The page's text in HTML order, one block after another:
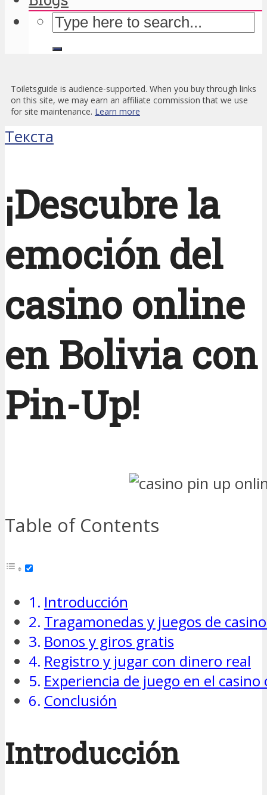
Toiletsguide is audience-supported. When you buy through links
on this site, we may earn an affiliate commission that we use
for site maintenance. Learn more
Текста
¡Descubre la
emoción del
casino online
en Bolivia con
Pin-Up!
Table of Contents
Introducción
Tragamonedas y juegos de
Bonos y giros gratis
Registro y jugar con dinero real
Experiencia de juego en el
Conclusión
Introducción